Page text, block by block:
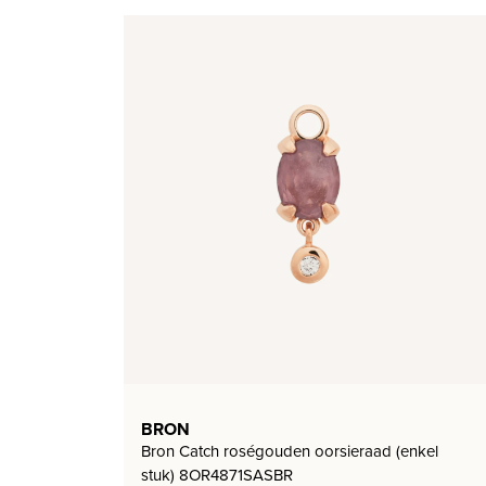
BRON
Bron Catch roségouden oorsieraad (enkel
stuk) 8OR4871SASBR